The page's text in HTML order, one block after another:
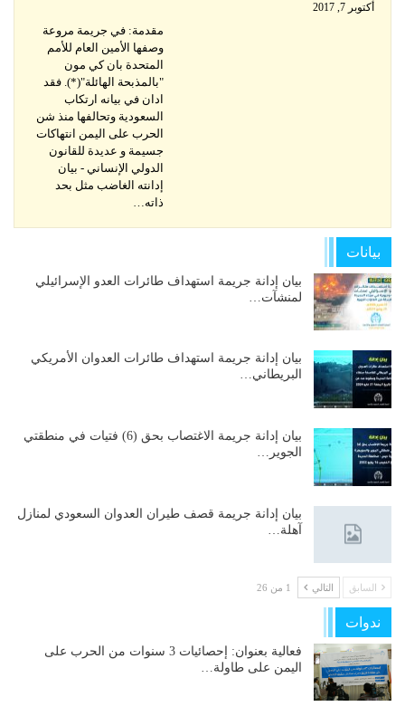
أكتوبر 7, 2017
مقدمة: في جريمة مروعة
وصفها الأمين العام للأمم
المتحدة بان كي مون
"بالمذبحة الهائلة"(*). فقد
ادان في بيانه ارتكاب
السعودية وتحالفها منذ شن
الحرب على اليمن انتهاكات
جسيمة و عديدة للقانون
الدولي الإنساني - بيان
إدانته الغاضب مثل بحد
ذاته…
بيانات
بيان إدانة جريمة استهداف طائرات العدو الإسرائيلي
لمنشآت…
بيان إدانة جريمة استهداف طائرات العدوان الأمريكي
البريطاني…
بيان إدانة جريمة الاغتصاب بحق (6) فتيات في منطقتي
الجوير…
بيان إدانة جريمة قصف طيران العدوان السعودي لمنازل
آهلة…
السابق التالي 1 من 26
ندوات
فعالية بعنوان: إحصائيات 3 سنوات من الحرب على
اليمن على طاولة…